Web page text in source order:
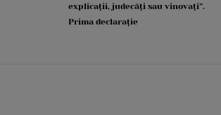
explicații, judecăți sau vinovați”.
Prima declarație